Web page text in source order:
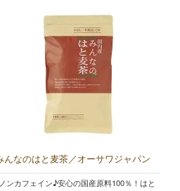
んなのはと麦茶／オーサワジャパン
ノンカフェイン♪安心の国産原料100％！はと